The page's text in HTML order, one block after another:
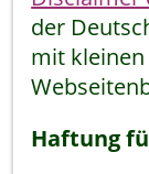
der
mit
Haftung